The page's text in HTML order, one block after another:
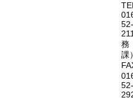
52-
務
課
52-